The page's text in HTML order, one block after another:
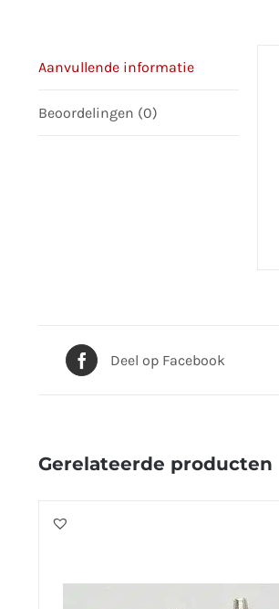
Aanvullende informatie
Beoordelingen (0)
Deel op Facebook
Gerelateerde producten